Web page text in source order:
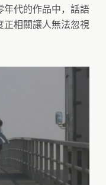
年代的作品中，話語
正相關讓人無法忽視